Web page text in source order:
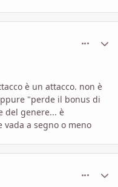
è un attacco. non è
"perde il bonus di
del genere... è
a segno o meno